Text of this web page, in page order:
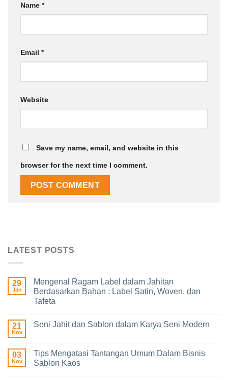
Name *
Email *
Website
Save my name, email, and website in this
browser for the next time I comment.
LATEST POSTS
29
Jan
Mengenal Ragam Label dalam Jahitan
Berdasarkan Bahan : Label Satin, Woven, dan
Tafeta
21
Nov
Seni Jahit dan Sablon dalam Karya Seni Modern
03
Nov
Tips Mengatasi Tantangan Umum Dalam Bisnis
Sablon Kaos